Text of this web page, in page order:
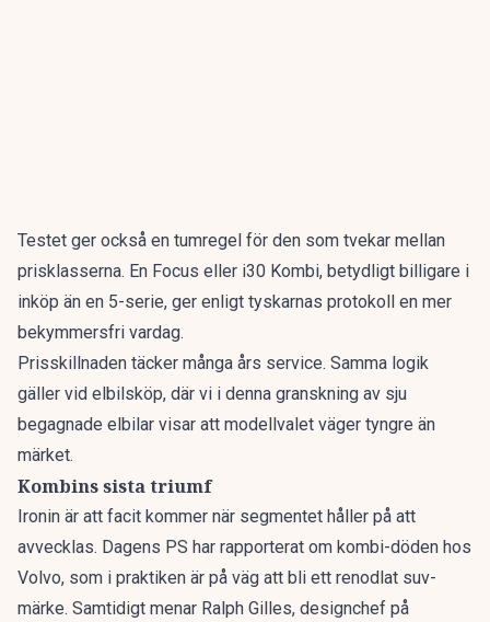
Testet ger också en tumregel för den som tvekar mellan
prisklasserna. En Focus eller i30 Kombi, betydligt billigare i
inköp än en 5-serie, ger enligt tyskarnas protokoll en mer
bekymmersfri vardag.
Prisskillnaden täcker många års service. Samma logik
gäller vid elbilsköp, där vi i denna granskning av sju
begagnade elbilar visar att modellvalet väger tyngre än
märket.
Kombins sista triumf
Ironin är att facit kommer när segmentet håller på att
avvecklas. Dagens PS har rapporterat om kombi-döden hos
Volvo, som i praktiken är på väg att bli ett renodlat suv-
märke. Samtidigt menar Ralph Gilles, designchef på